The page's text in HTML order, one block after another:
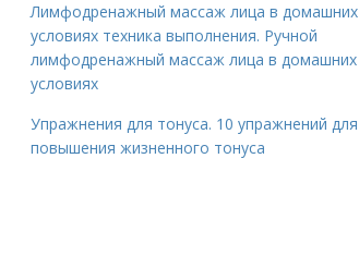
Лимфодренажный массаж лица в домашних
условиях техника выполнения. Ручной
лимфодренажный массаж лица в домашних
условиях
Упражнения для тонуса. 10 упражнений для
повышения жизненного тонуса